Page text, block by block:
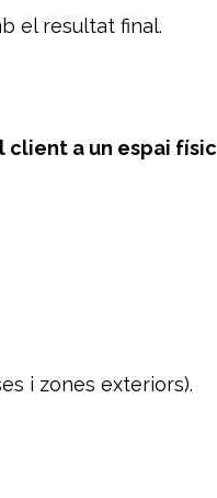
el resultat final.
a un espai físic
i zones exteriors).